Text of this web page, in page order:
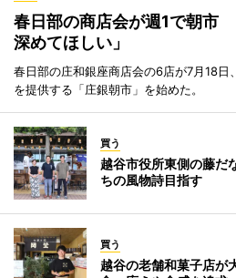
春日部の商店会が週1で朝市
深めてほしい」
春日部の庄和銀座商店会の6店が7月18日
を提供する「庄銀朝市」を始めた。
買う
越谷市役所東側の藤
ちの風物詩目指す
買う
越谷の老舗和菓子店